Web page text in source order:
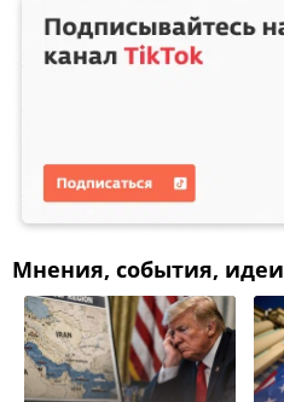
Мнения, события, идеи